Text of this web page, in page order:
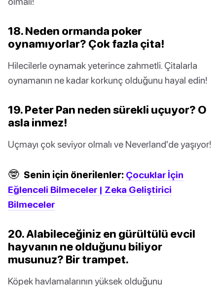
18. Neden ormanda poker
oynamıyorlar? Çok fazla çita!
Hilecilerle oynamak yeterince zahmetli. Çitalarla
oynamanın ne kadar korkunç olduğunu hayal edin!
19. Peter Pan neden sürekli uçuyor? O
asla inmez!
Uçmayı çok seviyor olmalı ve Neverland'de yaşıyor!
🤓 Senin için önerilenler: Çocuklar İçin
Eğlenceli Bilmeceler | Zeka Geliştirici
Bilmeceler
20. Alabileceğiniz en gürültülü evcil
hayvanın ne olduğunu biliyor
musunuz? Bir trampet.
Köpek havlamalarının yüksek olduğunu